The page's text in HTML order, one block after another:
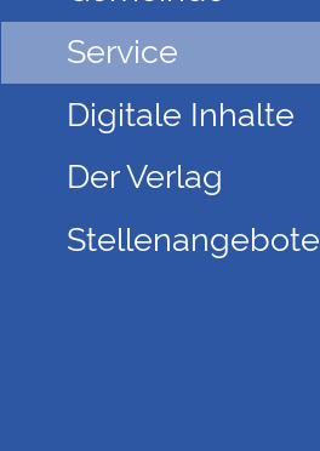
Service
Digitale Inhalte
Der Verlag
Stellenangebote